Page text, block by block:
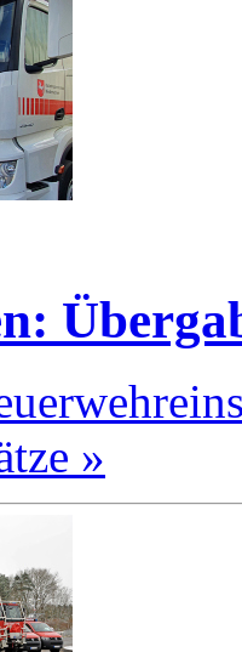
»